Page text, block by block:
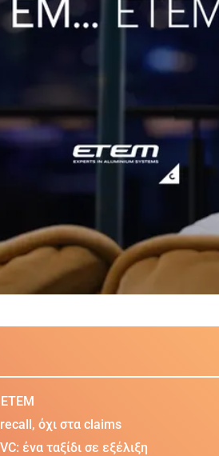
ΕΤΕΜ
όχι στα claims
ένα ταξίδι σε εξέλιξη